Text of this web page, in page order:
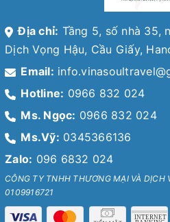
Địa chỉ: Tầng 5, số nhà 35,
Dịch Vọng Hậu, Cầu Giấy,
Email:
Hotline: 0966 832 024
Ms. Ngọc: 0966 832 024
Ms.Vỹ: 0345366136
Zalo: 096 6832 024
CÔNG TY TNHH THƯƠNG MẠI VÀ DỊCH
0109916721